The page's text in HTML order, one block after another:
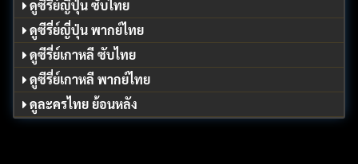
ดูซีรี่ย์ญี่ปุ่น ซับไทย
ดูซีรี่ย์ญี่ปุ่น พากย์ไทย
ดูซีรี่ย์เกาหลี ซับไทย
ดูซีรี่ย์เกาหลี พากย์ไทย
ดูละครไทย ย้อนหลัง